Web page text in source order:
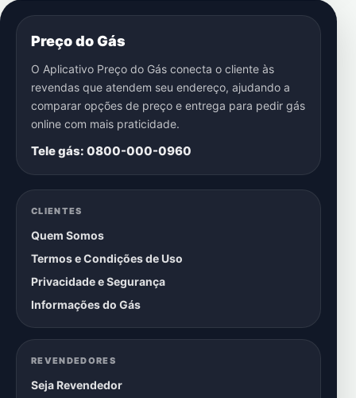
Preço do Gás
O Aplicativo Preço do Gás conecta o cliente às
revendas que atendem seu endereço, ajudando a
comparar opções de preço e entrega para pedir gás
online com mais praticidade.
Tele gás: 0800-000-0960
CLIENTES
Quem Somos
Termos e Condições de Uso
Privacidade e Segurança
Informações do Gás
REVENDEDORES
Seja Revendedor